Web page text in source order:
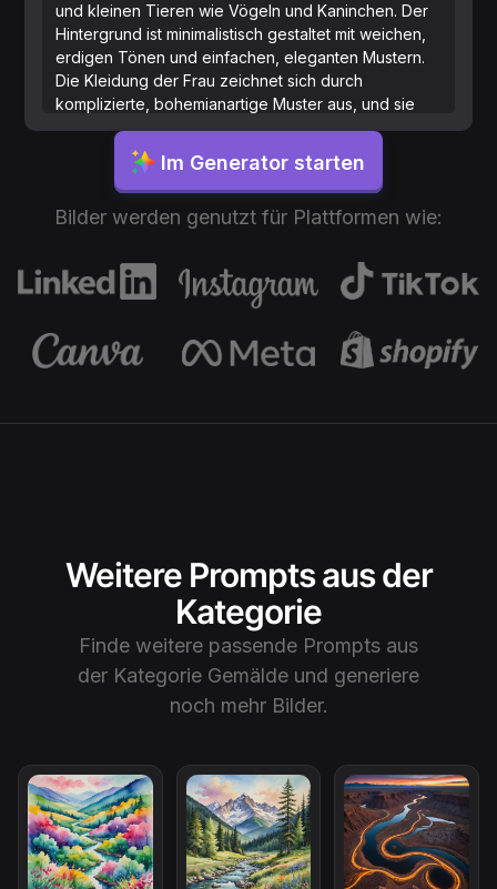
und kleinen Tieren wie Vögeln und Kaninchen. Der
Hintergrund ist minimalistisch gestaltet mit weichen,
erdigen Tönen und einfachen, eleganten Mustern.
Die Kleidung der Frau zeichnet sich durch
komplizierte, bohemianartige Muster aus, und sie
scheint ruhig und nachdenklich zu sein, in
harmonischer Verbindung mit der sie umgebenden
Im Generator starten
Bilder werden genutzt für Plattformen wie:
Weitere Prompts aus der
Kategorie
Finde weitere passende Prompts aus
der Kategorie Gemälde und generiere
noch mehr Bilder.